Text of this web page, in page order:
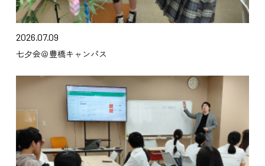
2026.07.09
七夕会＠豊橋キャンパス